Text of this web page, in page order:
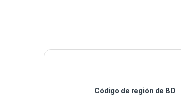
Código de región de BD